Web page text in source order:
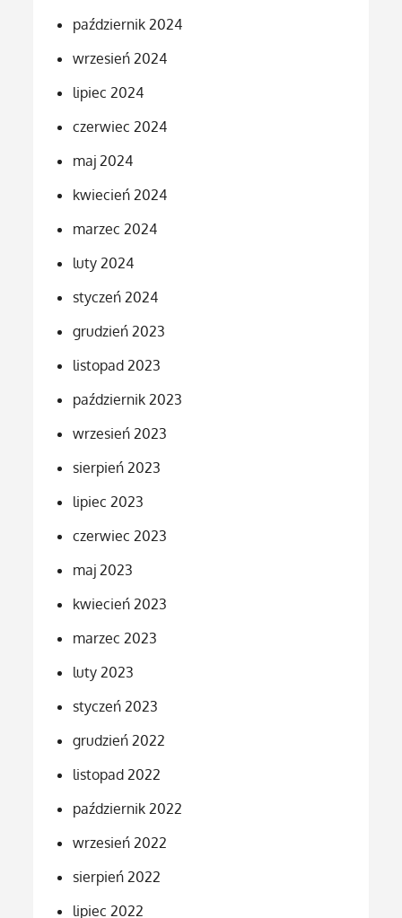
październik 2024
wrzesień 2024
lipiec 2024
czerwiec 2024
maj 2024
kwiecień 2024
marzec 2024
luty 2024
styczeń 2024
grudzień 2023
listopad 2023
październik 2023
wrzesień 2023
sierpień 2023
lipiec 2023
czerwiec 2023
maj 2023
kwiecień 2023
marzec 2023
luty 2023
styczeń 2023
grudzień 2022
listopad 2022
październik 2022
wrzesień 2022
sierpień 2022
lipiec 2022